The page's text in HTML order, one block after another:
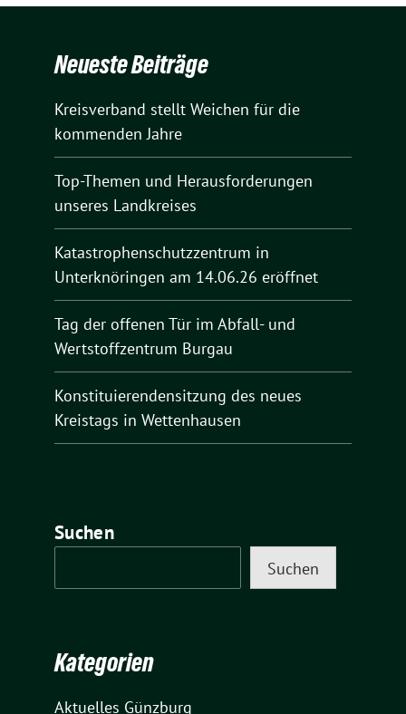
Neueste Beiträge
Kreisverband stellt Weichen für die
kommenden Jahre
Top-Themen und Herausforderungen
unseres Landkreises
Katastrophenschutzzentrum in
Unterknöringen am 14.06.26 eröffnet
Tag der offenen Tür im Abfall- und
Wertstoffzentrum Burgau
Konstituierendensitzung des neues
Kreistags in Wettenhausen
Suchen
Suchen
Kategorien
Aktuelles Günzburg